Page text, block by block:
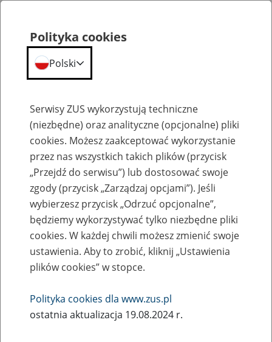
Szkolenia
Zaproś ZUS do siebie - zakładanie profili
eZUS w siedzibie Twojej firmy
Rodzaj wydarzenia
Szkolenia
Polityka cookies
Polski
Serwisy ZUS wykorzystują techniczne
(niezbędne) oraz analityczne (opcjonalne) pliki
cookies. Możesz zaakceptować wykorzystanie
przez nas wszystkich takich plików (przycisk
„Przejdź do serwisu”) lub dostosować swoje
zgody (przycisk „Zarządzaj opcjami”). Jeśli
wybierzesz przycisk „Odrzuć opcjonalne”,
będziemy wykorzystywać tylko niezbędne pliki
cookies. W każdej chwili możesz zmienić swoje
ustawienia. Aby to zrobić, kliknij „Ustawienia
plików cookies” w stopce.
Polityka cookies dla www.zus.pl
ostatnia aktualizacja 19.08.2024 r.